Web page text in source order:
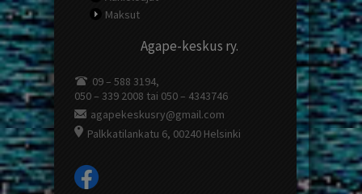
Maksut
Agape-keskus ry.
09 – 588 3194,
050 – 339 2008 tai 050 – 4343746
agapekeskusry@gmail.com
Palkkatilankatu 6, 00240 Helsinki